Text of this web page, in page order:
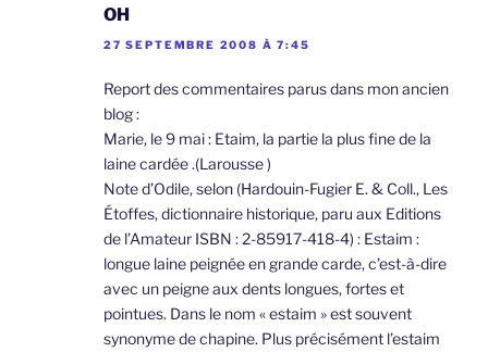
OH
27 SEPTEMBRE 2008 À 7:45
Report des commentaires parus dans mon ancien
blog :
Marie, le 9 mai : Etaim, la partie la plus fine de la
laine cardée .(Larousse )
Note d’Odile, selon (Hardouin-Fugier E. & Coll., Les
Étoffes, dictionnaire historique, paru aux Editions
de l’Amateur ISBN : 2-85917-418-4) : Estaim :
longue laine peignée en grande carde, c’est-à-dire
avec un peigne aux dents longues, fortes et
pointues. Dans le nom « estaim » est souvent
synonyme de chapine. Plus précisément l’estaim